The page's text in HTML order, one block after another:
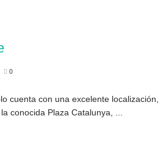
0
cuenta con una excelente localización,
conocida Plaza Catalunya, ...